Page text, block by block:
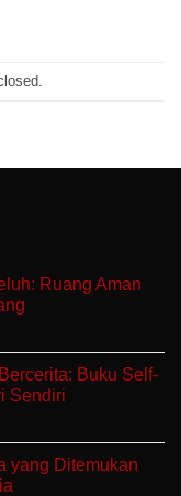
Ruang Aman
Buku Self-
Sendiri
yang Ditemukan